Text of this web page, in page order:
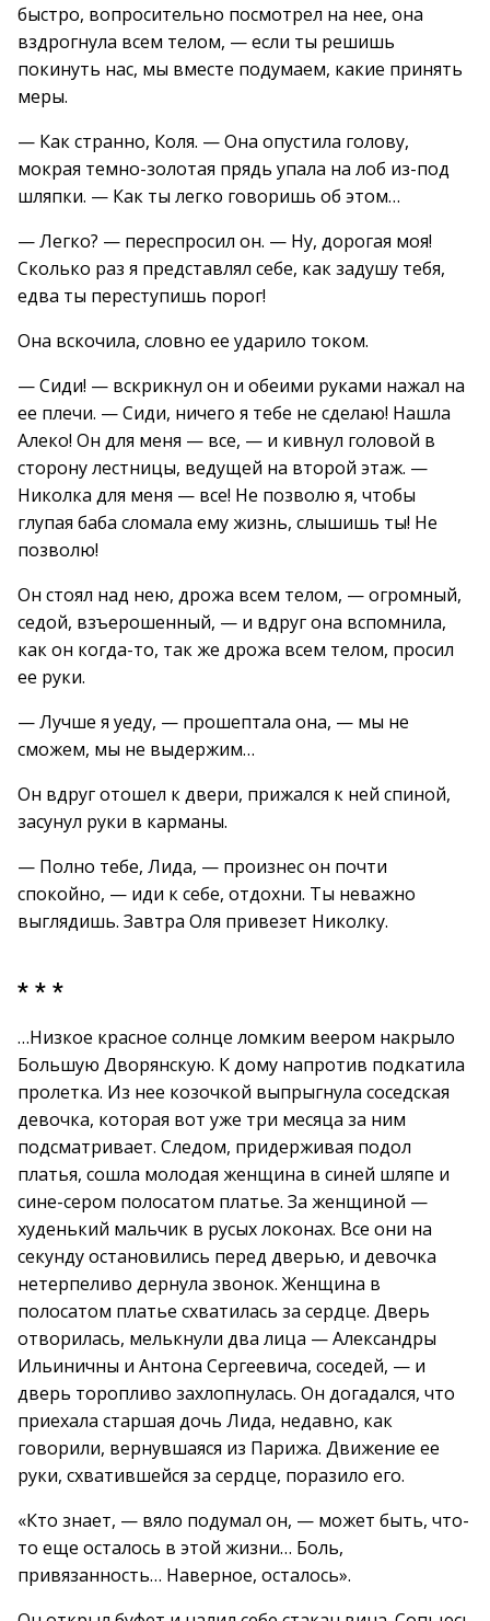
быстро, вопросительно посмотрел на нее, она
вздрогнула всем телом, — если ты решишь
покинуть нас, мы вместе подумаем, какие принять
меры.
— Как странно, Коля. — Она опустила голову,
мокрая темно-золотая прядь упала на лоб из-под
шляпки. — Как ты легко говоришь об этом…
— Легко? — переспросил он. — Ну, дорогая моя!
Сколько раз я представлял себе, как задушу тебя,
едва ты переступишь порог!
Она вскочила, словно ее ударило током.
— Сиди! — вскрикнул он и обеими руками нажал на
ее плечи. — Сиди, ничего я тебе не сделаю! Нашла
Алеко! Он для меня — все, — и кивнул головой в
сторону лестницы, ведущей на второй этаж. —
Николка для меня — все! Не позволю я, чтобы
глупая баба сломала ему жизнь, слышишь ты! Не
позволю!
Он стоял над нею, дрожа всем телом, — огромный,
седой, взъерошенный, — и вдруг она вспомнила,
как он когда-то, так же дрожа всем телом, просил
ее руки.
— Лучше я уеду, — прошептала она, — мы не
сможем, мы не выдержим…
Он вдруг отошел к двери, прижался к ней спиной,
засунул руки в карманы.
— Полно тебе, Лида, — произнес он почти
спокойно, — иди к себе, отдохни. Ты неважно
выглядишь. Завтра Оля привезет Николку.
* * *
…Низкое красное солнце ломким веером накрыло
Большую Дворянскую. К дому напротив подкатила
пролетка. Из нее козочкой выпрыгнула соседская
девочка, которая вот уже три месяца за ним
подсматривает. Следом, придерживая подол
платья, сошла молодая женщина в синей шляпе и
сине-сером полосатом платье. За женщиной —
худенький мальчик в русых локонах. Все они на
секунду остановились перед дверью, и девочка
нетерпеливо дернула звонок. Женщина в
полосатом платье схватилась за сердце. Дверь
отворилась, мелькнули два лица — Александры
Ильиничны и Антона Сергеевича, соседей, — и
дверь торопливо захлопнулась. Он догадался, что
приехала старшая дочь Лида, недавно, как
говорили, вернувшаяся из Парижа. Движение ее
руки, схватившейся за сердце, поразило его.
«Кто знает, — вяло подумал он, — может быть, что-
то еще осталось в этой жизни… Боль,
привязанность… Наверное, осталось».